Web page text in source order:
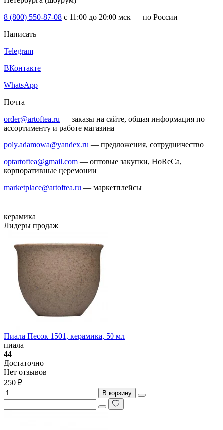
8 (800) 550-87-08 c 11:00 до 20:00 мск — по России
Написать
Telegram
ВКонтакте
WhatsApp
Почта
order@artoftea.ru — заказы на сайте, общая информация по
ассортименту и работе магазина
poly.adamowa@yandex.ru — предложения, сотрудничество
optartoftea@gmail.com — оптовые закупки, HoReCa,
корпоративные церемонии
marketplace@artoftea.ru — маркетплейсы
керамика
Лидеры продаж
Пиала Песок 1501, керамика, 50 мл
пиала
44
Достаточно
Нет отзывов
250 ₽
В корзину